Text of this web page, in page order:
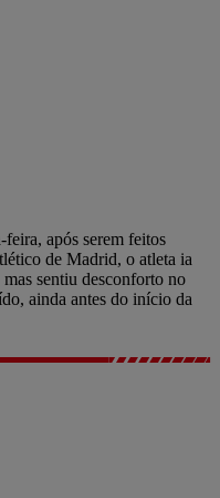
após serem feitos
de Madrid, o atleta ia
sentiu desconforto no
ainda antes do início da